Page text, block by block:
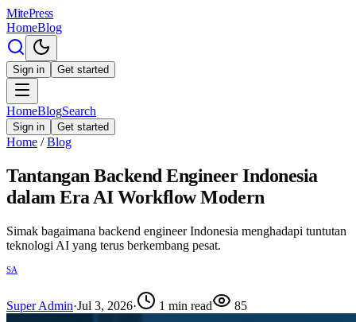
MitePress
HomeBlog
Sign in Get started
HomeBlogSearch
Sign in Get started
Home / Blog
Tantangan Backend Engineer Indonesia
dalam Era AI Workflow Modern
Simak bagaimana backend engineer Indonesia menghadapi tuntutan
teknologi AI yang terus berkembang pesat.
SA
Super Admin·Jul 3, 2026· 1 min read 85